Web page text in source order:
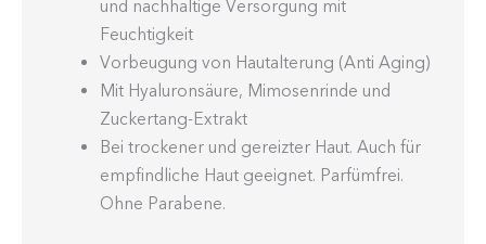
und nachhaltige Versorgung mit
Feuchtigkeit
Vorbeugung von Hautalterung (Anti Aging)
Mit Hyaluronsäure, Mimosenrinde und
Zuckertang-Extrakt
Bei trockener und gereizter Haut. Auch für
empfindliche Haut geeignet. Parfümfrei.
Ohne Parabene.